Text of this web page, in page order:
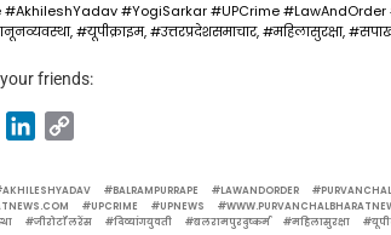
#YogiSarkar #UPCrime #LawAndOrder
#यूपीक्राइम, #उत्तरप्रदेशसमाचार, #महिलासुरक्षा,
friends:
TwitterLinkedIn
AKHILESHYADAV BALRAMPURRAPE LAWANDORDER
UPCRIME UPNEWS
जीरोटॉलरेंस दिव्यांगयुवती बलरामपुरदुष्कर्म महिलासुरक्षा